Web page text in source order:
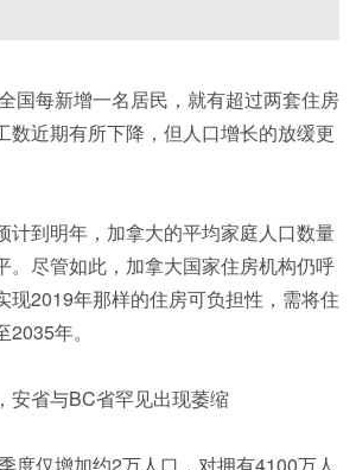
国每新增一名居民，就有超过两套住房
数近期有所下降，但人口增长的放缓更
计到明年，加拿大的平均家庭人口数量
。尽管如此，加拿大国家住房机构仍呼
现2019年那样的住房可负担性，需将住
年。
安省与BC省罕见出现萎缩